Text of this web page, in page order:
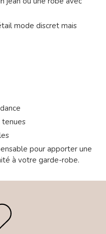
mode discret mais
tenues
pour apporter une
à votre garde-robe.